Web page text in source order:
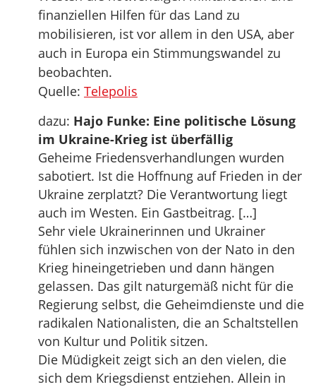
finanziellen Hilfen für das Land zu
mobilisieren, ist vor allem in den USA, aber
auch in Europa ein Stimmungswandel zu
beobachten.
Quelle: Telepolis
dazu: Hajo Funke: Eine politische Lösung
im Ukraine-Krieg ist überfällig
Geheime Friedensverhandlungen wurden
sabotiert. Ist die Hoffnung auf Frieden in der
Ukraine zerplatzt? Die Verantwortung liegt
auch im Westen. Ein Gastbeitrag. […]
Sehr viele Ukrainerinnen und Ukrainer
fühlen sich inzwischen von der Nato in den
Krieg hineingetrieben und dann hängen
gelassen. Das gilt naturgemäß nicht für die
Regierung selbst, die Geheimdienste und die
radikalen Nationalisten, die an Schaltstellen
von Kultur und Politik sitzen.
Die Müdigkeit zeigt sich an den vielen, die
sich dem Kriegsdienst entziehen. Allein in